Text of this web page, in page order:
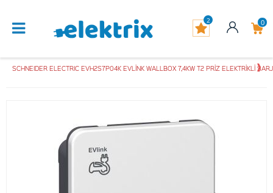
0
2
SCHNEIDER ELECTRIC EVH2S7P04K EVLİNK WALLBOX 7,4KW T2 PRİZ ELEKTRİKLİ